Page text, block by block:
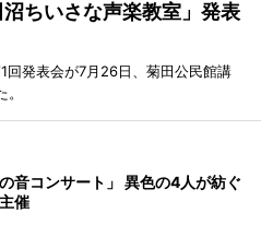
ちいさな声楽教室」発表
回発表会が7月26日、菊田公民館講
音コンサート」 異色の4人が紡ぐ
催